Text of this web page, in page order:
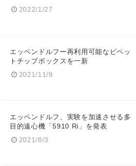
2022/1/27
エッペンドルフー再利用可能なピペッ
トチップボックスを一新
2021/11/9
エッペンドルフ、実験を加速させる多
目的遠心機「5910 Ri」を発表
2021/8/3
Japanese
English